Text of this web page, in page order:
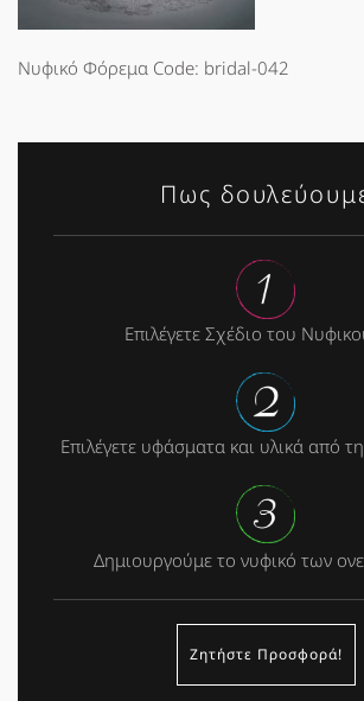
Νυφικό Φόρεμα Code: bridal-042
Πως
Επιλέγετε Σχέδιο του
Επιλέγετε υφάσματα και υλικά από
Δημιουργούμε το νυφικό των
Ζητήστε Προσφορά!